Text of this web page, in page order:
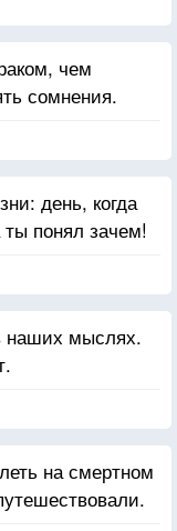
чем
сомнения.
день, когда
понял зачем!
наших мыслях.
на смертном